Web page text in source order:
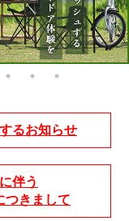
るお知らせ
伴う
つきまして